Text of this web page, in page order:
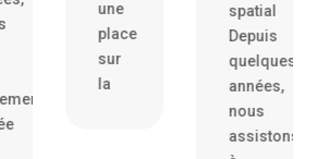
une
place
sur
la
spatial
Depuis
quelques
années,
nous
assistons